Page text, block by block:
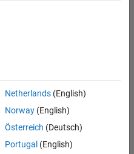
Netherlands(English)
Norway(English)
Österreich (Deutsch)
Portugal (English)